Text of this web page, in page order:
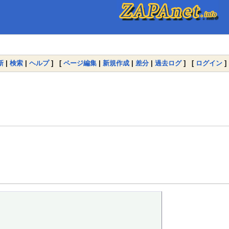
| 検索 | ヘルプ] [ ページ編集 | 新規作成 | 差分 | 過去ログ] [ ログイン ]